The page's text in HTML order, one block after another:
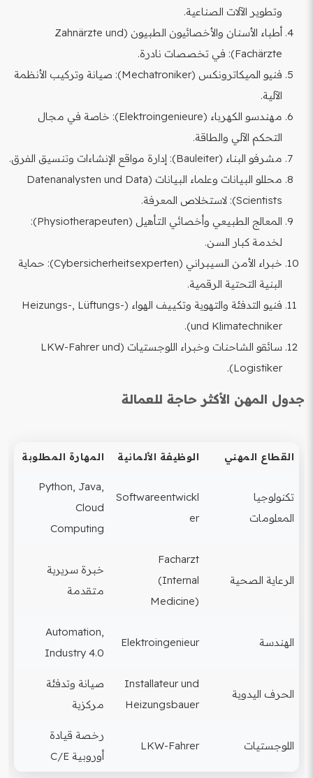
وتطوير الآلات الصناعية.
أطباء الأسنان والأخصائيون الطبيون (Zahnärzte und
Fachärzte): في تخصصات نادرة.
فنيو الميكاترونكس (Mechatroniker): صيانة وتركيب الأنظمة
الآلية.
مهندسو الكهرباء (Elektroingenieure): خاصة في مجال
التحكم الآلي والطاقة.
مشرفو البناء (Bauleiter): إدارة مواقع الإنشاءات وتنسيق الفرق.
محللو البيانات وعلماء البيانات (Datenanalysten und Data
Scientists): لاستخلاص المعرفة.
المعالج الطبيعي وأخصائي التأهيل (Physiotherapeuten):
لخدمة كبار السن.
خبراء الأمن السيبراني (Cybersicherheitsexperten): حماية
البنية التحتية الرقمية.
فنيو التدفئة والتهوية وتكييف الهواء (Heizungs-, Lüftungs-
und Klimatechniker).
سائقو الشاحنات وخبراء اللوجستيات (LKW-Fahrer und
Logistiker).
جدول المهن الأكثر حاجة للعمالة
القطاع المهني الوظيفة الألمانية المهارة المطلوبة
تكنولوجيا
المعلومات
Softwareentwickl
er
Python, Java,
Cloud
Computing
الرعاية الصحية
Facharzt
(Internal
Medicine)
خبرة سريرية
متقدمة
الهندسة Elektroingenieur
Automation,
Industry 4.0
الحرف اليدوية
Installateur und
Heizungsbauer
صيانة وتدفئة
مركزية
اللوجستيات LKW-Fahrer
رخصة قيادة
أوروبية C/E